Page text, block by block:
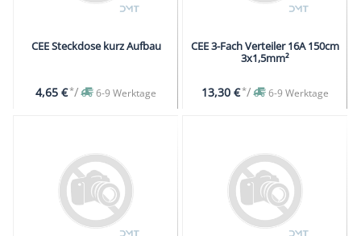
CEE Steckdose kurz Aufbau
4,65 €*/ 6-9 Werktage
CEE 3-Fach Verteiler 16A 150cm
3x1,5mm²
13,30 €*/ 6-9 Werktage